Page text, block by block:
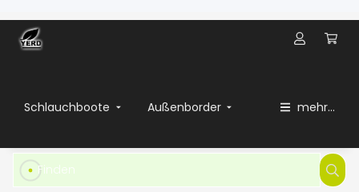
Schlauchboote Außenborder mehr...